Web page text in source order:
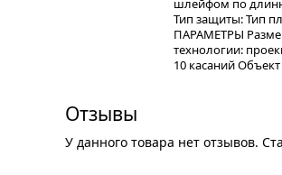
шлейфом по
Тип защиты: Тип
ПАРАМЕТРЫ
технологии:
10 касаний
Отзывы
У данного товара нет отзывов.